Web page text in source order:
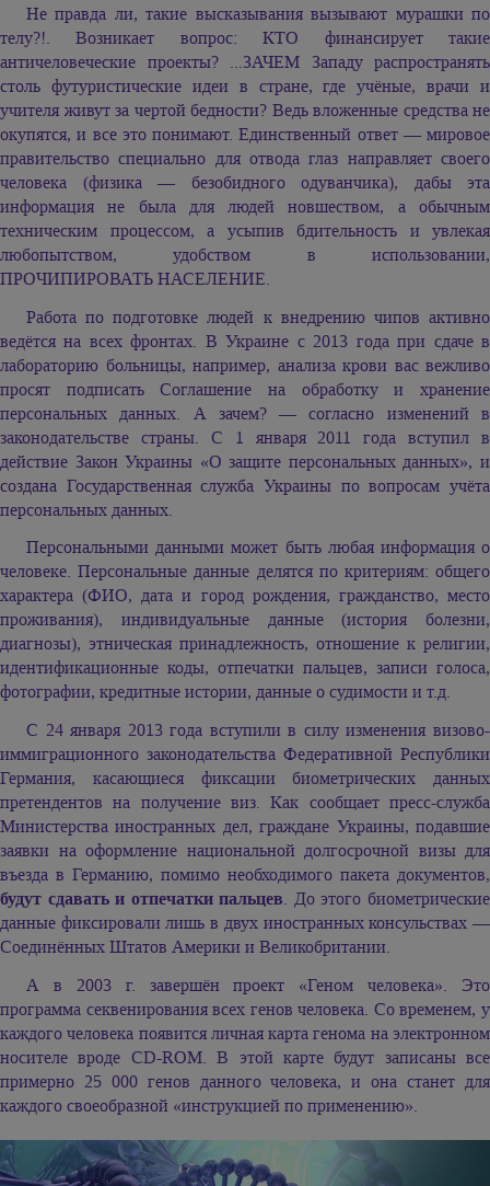
Не правда ли, такие высказывания вызывают мурашки по
телу?!. Возникает вопрос: КТО финансирует такие
античеловеческие проекты? ...ЗАЧЕМ Западу распространять
столь футуристические идеи в стране, где учёные, врачи и
учителя живут за чертой бедности? Ведь вложенные средства не
окупятся, и все это понимают. Единственный ответ — мировое
правительство специально для отвода глаз направляет своего
человека (физика — безобидного одуванчика), дабы эта
информация не была для людей новшеством, а обычным
техническим процессом, а усыпив бдительность и увлекая
любопытством, удобством в использовании,
ПРОЧИПИРОВАТЬ НАСЕЛЕНИЕ.
Работа по подготовке людей к внедрению чипов активно
ведётся на всех фронтах. В Украине с 2013 года при сдаче в
лабораторию больницы, например, анализа крови вас вежливо
просят подписать Соглашение на обработку и хранение
персональных данных. А зачем? — согласно изменений в
законодательстве страны. С 1 января 2011 года вступил в
действие Закон Украины «О защите персональных данных», и
создана Государственная служба Украины по вопросам учёта
персональных данных.
Персональными данными может быть любая информация о
человеке. Персональные данные делятся по критериям: общего
характера (ФИО, дата и город рождения, гражданство, место
проживания), индивидуальные данные (история болезни,
диагнозы), этническая принадлежность, отношение к религии,
идентификационные коды, отпечатки пальцев, записи голоса,
фотографии, кредитные истории, данные о судимости и т.д.
С 24 января 2013 года вступили в силу изменения визово-
иммиграционного законодательства Федеративной Республики
Германия, касающиеся фиксации биометрических данных
претендентов на получение виз. Как сообщает пресс-служба
Министерства иностранных дел, граждане Украины, подавшие
заявки на оформление национальной долгосрочной визы для
въезда в Германию, помимо необходимого пакета документов,
будут сдавать и отпечатки пальцев. До этого биометрические
данные фиксировали лишь в двух иностранных консульствах —
Соединённых Штатов Америки и Великобритании.
А в 2003 г. завершён проект «Геном человека». Это
программа секвенирования всех генов человека. Со временем, у
каждого человека появится личная карта генома на электронном
носителе вроде CD-ROM. В этой карте будут записаны все
примерно 25 000 генов данного человека, и она станет для
каждого своеобразной «инструкцией по применению».